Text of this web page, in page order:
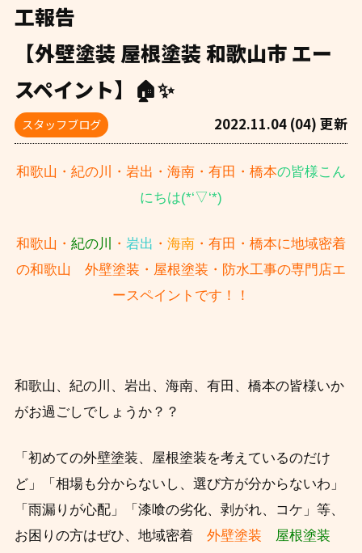
工報告
【外壁塗装 屋根塗装 和歌山市 エー
スペイント】🏠✨
スタッフブログ 2022.11.04 (04) 更新
和歌山・紀の川・岩出・海南・有田・橋本の皆様こん
にちは(*‘▽‘*)
和歌山・ 紀の川 ・ 岩出 ・ 海南 ・有田・橋本に地域密着
の和歌山 外壁塗装・屋根塗装・防水工事の専門店エ
ースペイントです！！
和歌山、紀の川、岩出、海南、有田、橋本の皆様いか
がお過ごしでしょうか？？
「初めての外壁塗装、屋根塗装を考えているのだけ
ど」「相場も分からないし、選び方が分からないわ」
「雨漏りが心配」「漆喰の劣化、剥がれ、コケ」等、
お困りの方はぜひ、 地域密着 外壁塗装
屋根塗装